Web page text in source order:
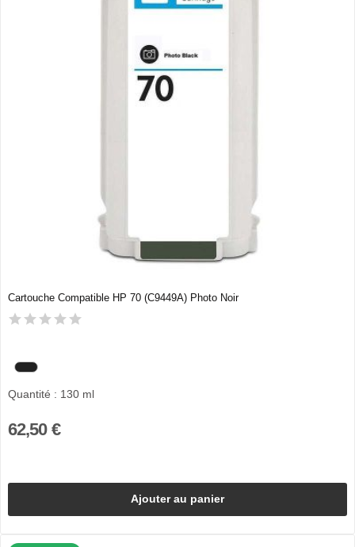
Cartouche Compatible HP 70 (C9449A) Photo Noir
Quantité : 130 ml
62,50 €
Ajouter au panier